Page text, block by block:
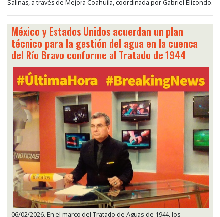
Salinas, a través de Mejora Coahuila, coordinada por Gabriel Elizondo.
México y Estados Unidos acuerdan un plan
técnico para la gestión del agua en la cuenca
del Río Bravo conforme al Tratado de 1944
06/02/2026. En el marco del Tratado de Aguas de 1944, los